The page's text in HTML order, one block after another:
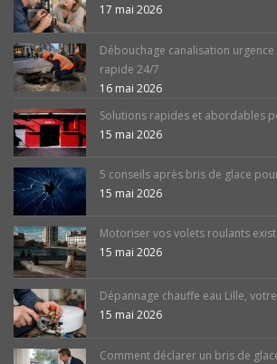
17 mai 2026
Débouchage canalisation
rapide 24/7
16 mai 2026
Solutions rapides et abordables
15 mai 2026
5 conseils après bris de glace
15 mai 2026
Motoriser vos volets roulants
15 mai 2026
Dépannage chauffe eau Lille,
15 mai 2026
Comment déclarer un bris de